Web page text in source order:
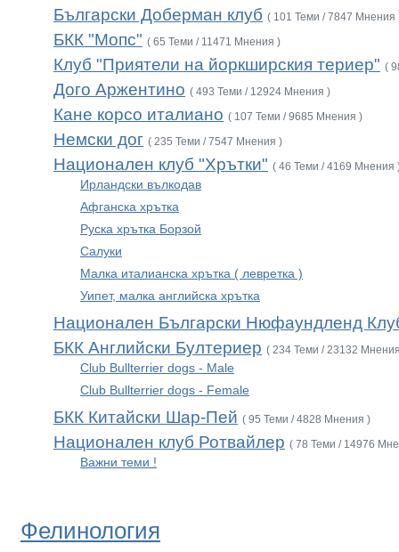
Български Доберман клуб ( 101 Теми / 7847 Мнения
БКК "Мопс" ( 65 Теми / 11471 Мнения )
Клуб "Приятели на йоркширския териер" (
Дого Аржентино ( 493 Теми / 12924 Мнения )
Кане корсо италиано ( 107 Теми / 9685 Мнения )
Немски дог ( 235 Теми / 7547 Мнения )
Национален клуб "Хрътки" ( 46 Теми / 4169 Мнения
Ирландски вълкодав
Афганска хрътка
Руска хрътка Борзой
Салуки
Малка италианска хрътка ( левретка )
Уипет, малка английска хрътка
Национален Български Нюфаундленд
БКК Английски Бултериер ( 234 Теми / 23132
Club Bullterrier dogs - Male
Club Bullterrier dogs - Female
БКК Китайски Шар-Пей ( 95 Теми / 4828 Мнения )
Национален клуб Ротвайлер ( 78 Теми / 14976
Важни теми !
Фелинология